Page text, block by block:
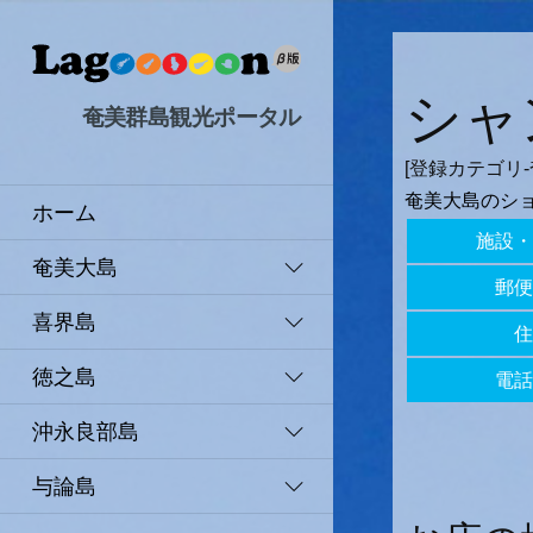
奄美群島観光ポータル
ホーム
奄美大島
喜界島
徳之島
沖永良部島
与論島
シ
[登録カテゴリ
奄美大島のシ
施設
郵
電